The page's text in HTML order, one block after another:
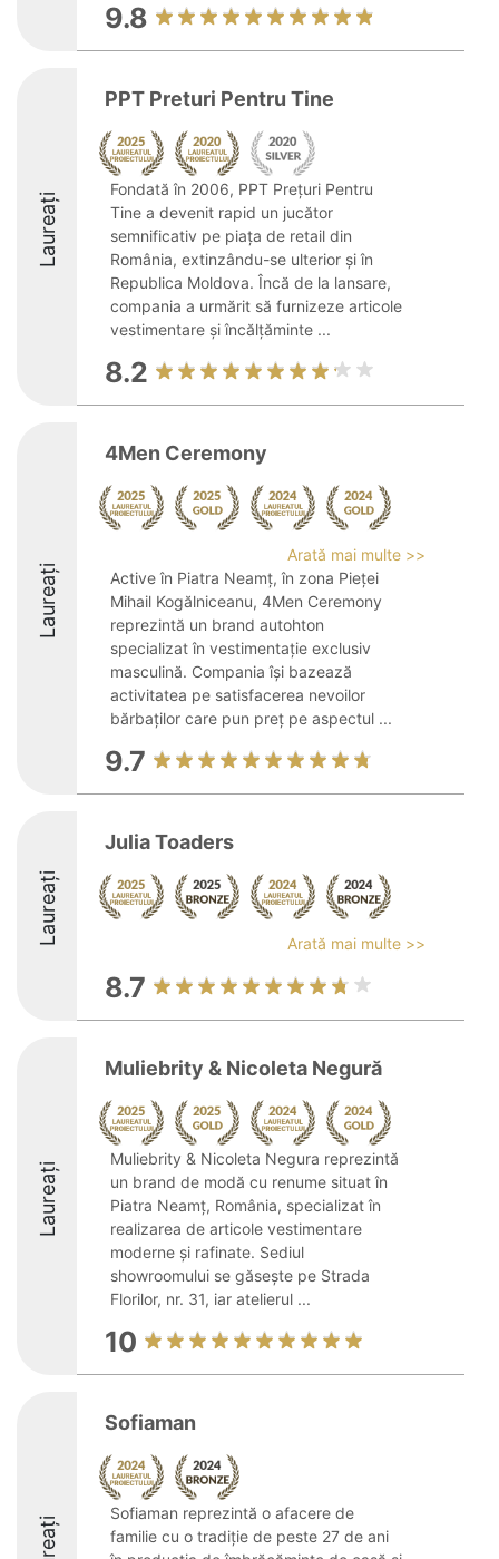
9.8
Laureați
PPT Preturi Pentru Tine
Fondată în 2006, PPT Prețuri Pentru
Tine a devenit rapid un jucător
semnificativ pe piața de retail din
România, extinzându-se ulterior și în
Republica Moldova. Încă de la lansare,
compania a urmărit să furnizeze articole
vestimentare și încălțăminte ...
8.2
Laureați
4Men Ceremony
Arată mai multe >>
Active în Piatra Neamț, în zona Pieței
Mihail Kogălniceanu, 4Men Ceremony
reprezintă un brand autohton
specializat în vestimentație exclusiv
masculină. Compania își bazează
activitatea pe satisfacerea nevoilor
bărbaților care pun preț pe aspectul ...
9.7
Laureați
Julia Toaders
Arată mai multe >>
8.7
Laureați
Muliebrity & Nicoleta Negură
Muliebrity & Nicoleta Negura reprezintă
un brand de modă cu renume situat în
Piatra Neamț, România, specializat în
realizarea de articole vestimentare
moderne și rafinate. Sediul
showroomului se găsește pe Strada
Florilor, nr. 31, iar atelierul ...
10
Sofiaman
Sofiaman reprezintă o afacere de
familie cu o tradiție de peste 27 de ani